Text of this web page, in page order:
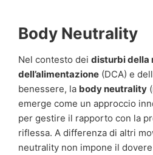
Body Neutrality
Nel contesto dei disturbi della
dell’alimentazione (DCA) e
benessere, la body neutrality
emerge come un approccio
per gestire il rapporto con la
riflessa. A differenza di altri
neutrality non impone il